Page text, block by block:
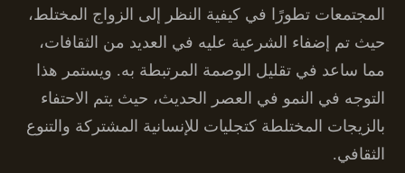
المجتمعات تطورًا في كيفية النظر إلى الزواج المختلط،
حيث تم إضفاء الشرعية عليه في العديد من الثقافات،
مما ساعد في تقليل الوصمة المرتبطة به. ويستمر هذا
التوجه في النمو في العصر الحديث، حيث يتم الاحتفاء
بالزيجات المختلطة كتجليات للإنسانية المشتركة والتنوع
الثقافي.